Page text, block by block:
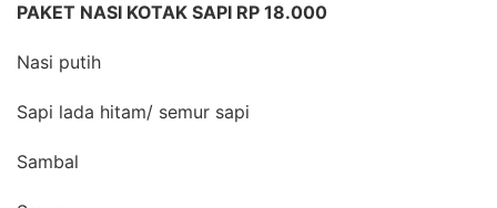
PAKET NASI KOTAK SAPI RP 18.000
Nasi putih
Sapi lada hitam/ semur sapi
Sambal